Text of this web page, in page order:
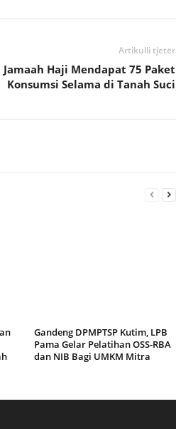
Artikulli tjetër
Jamaah Haji Mendapat 75 Paket
Konsumsi Selama di Tanah Suci
Gandeng DPMPTSP Kutim, LPB
Pama Gelar Pelatihan OSS-RBA
dan NIB Bagi UMKM Mitra